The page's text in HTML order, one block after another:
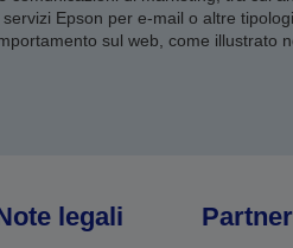
Epson per e-mail o altre
sul web, come illustrato
legali